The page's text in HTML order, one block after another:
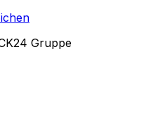
Gruppe